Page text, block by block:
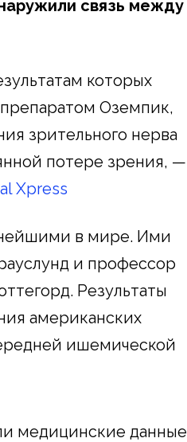
связь между
которых
Оземпик,
зрительного нерва
потере зрения, —
Xpress
в мире. Ими
и профессор
Результаты
американских
ишемической
медицинские данные